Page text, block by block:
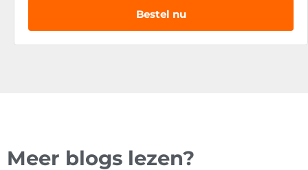
Bestel nu
Meer blogs lezen?